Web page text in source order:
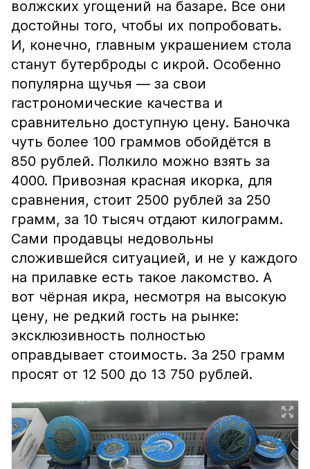
волжских угощений на базаре. Все они
достойны того, чтобы их попробовать.
И, конечно, главным украшением стола
станут бутерброды с икрой. Особенно
популярна щучья — за свои
гастрономические качества и
сравнительно доступную цену. Баночка
чуть более 100 граммов обойдётся в
850 рублей. Полкило можно взять за
4000. Привозная красная икорка, для
сравнения, стоит 2500 рублей за 250
грамм, за 10 тысяч отдают килограмм.
Сами продавцы недовольны
сложившейся ситуацией, и не у каждого
на прилавке есть такое лакомство. А
вот чёрная икра, несмотря на высокую
цену, не редкий гость на рынке:
эксклюзивность полностью
оправдывает стоимость. За 250 грамм
просят от 12 500 до 13 750 рублей.